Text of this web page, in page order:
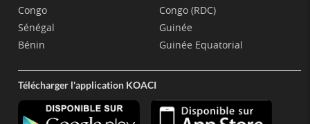
Congo
Sénégal
Bénin
Congo (RDC)
Guinée
Guinée Equatorial
Télécharger l'application KOACI